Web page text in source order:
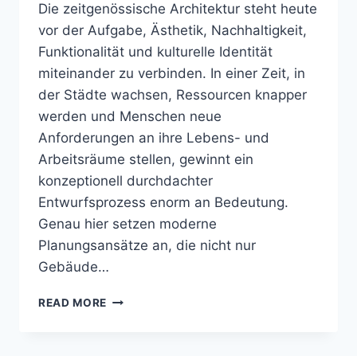
Die zeitgenössische Architektur steht heute
vor der Aufgabe, Ästhetik, Nachhaltigkeit,
Funktionalität und kulturelle Identität
miteinander zu verbinden. In einer Zeit, in
der Städte wachsen, Ressourcen knapper
werden und Menschen neue
Anforderungen an ihre Lebens- und
Arbeitsräume stellen, gewinnt ein
konzeptionell durchdachter
Entwurfsprozess enorm an Bedeutung.
Genau hier setzen moderne
Planungsansätze an, die nicht nur
Gebäude…
READ MORE DESIGN